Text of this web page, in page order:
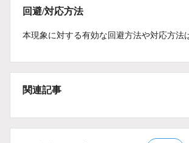
回避/対応方法
本現象に対する有効な回避方法や対応方法
関連記事